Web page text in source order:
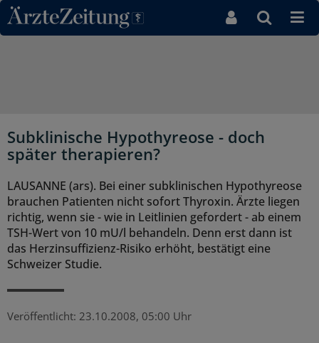
Direkt zum Inhaltsbereich
Subklinische Hypothyreose - doch
später therapieren?
LAUSANNE (ars). Bei einer subklinischen Hypothyreose
brauchen Patienten nicht sofort Thyroxin. Ärzte liegen
richtig, wenn sie - wie in Leitlinien gefordert - ab einem
TSH-Wert von 10 mU/l behandeln. Denn erst dann ist
das Herzinsuffizienz-Risiko erhöht, bestätigt eine
Schweizer Studie.
Veröffentlicht: 23.10.2008, 05:00 Uhr